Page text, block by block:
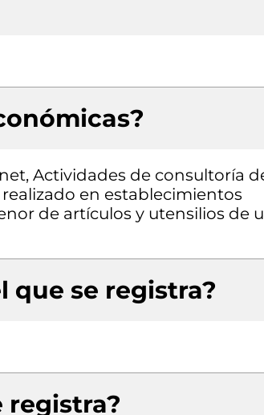
Actividades de consultoría
en establecimientos
de artículos y utensilios de
que se registra?
registra?